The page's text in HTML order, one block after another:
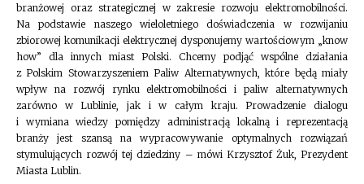
branżowej oraz strategicznej w zakresie rozwoju elektromobilności.
Na podstawie naszego wieloletniego doświadczenia w rozwijaniu
zbiorowej komunikacji elektrycznej dysponujemy wartościowym „know
how” dla innych miast Polski. Chcemy podjąć wspólne działania
z Polskim Stowarzyszeniem Paliw Alternatywnych, które będą miały
wpływ na rozwój rynku elektromobilności i paliw alternatywnych
zarówno w Lublinie, jak i w całym kraju. Prowadzenie dialogu
i wymiana wiedzy pomiędzy administracją lokalną i reprezentacją
branży jest szansą na wypracowywanie optymalnych rozwiązań
stymulujących rozwój tej dziedziny – mówi Krzysztof Żuk, Prezydent
Miasta Lublin.